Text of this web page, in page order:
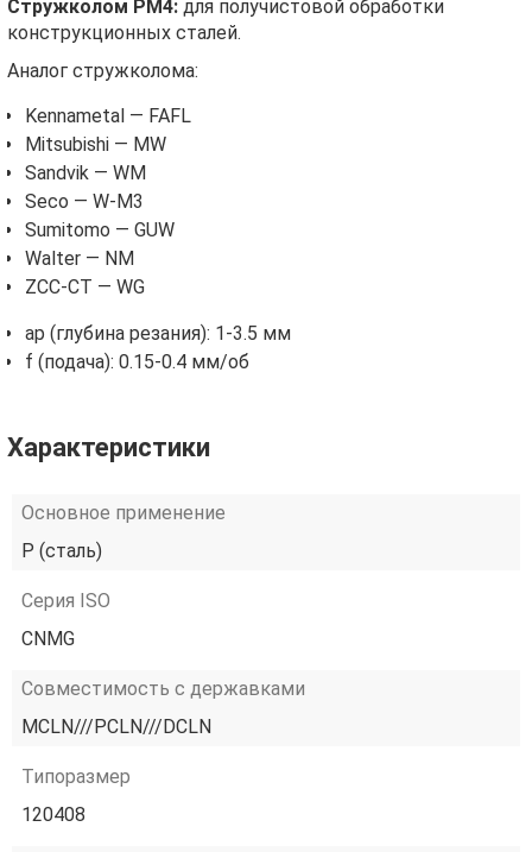
Стружколом PM4: для получистовой обработки
конструкционных сталей.
Аналог стружколома:
Kennametal — FAFL
Mitsubishi — MW
Sandvik — WM
Seco — W-M3
Sumitomo — GUW
Walter — NM
ZCC-CT — WG
ap (глубина резания): 1-3.5 мм
f (подача): 0.15-0.4 мм/об
Характеристики
Основное применение
P (сталь)
Серия ISO
CNMG
Совместимость с державками
MCLN///PCLN///DCLN
Типоразмер
120408